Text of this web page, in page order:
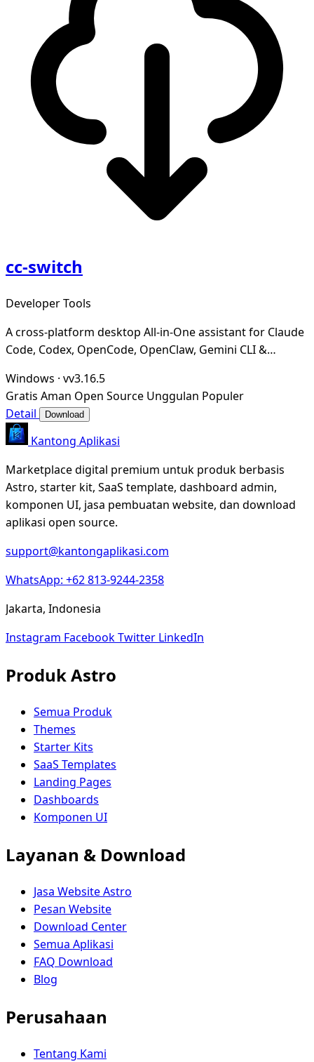
cc-switch
Developer Tools
A cross-platform desktop All-in-One assistant for Claude
Code, Codex, OpenCode, OpenClaw, Gemini CLI &
Windows · vv3.16.5
Gratis Aman Open Source Unggulan Populer
Detail
Download
Kantong Aplikasi
Marketplace digital premium untuk produk berbasis
Astro, starter kit, SaaS template, dashboard admin,
komponen UI, jasa pembuatan website, dan download
aplikasi open source.
support@kantongaplikasi.com
WhatsApp: +62 813-9244-2358
Jakarta, Indonesia
Instagram FacebookTwitter LinkedIn
Produk Astro
Semua Produk
Themes
Starter Kits
SaaS Templates
Landing Pages
Dashboards
Komponen UI
Layanan & Download
Jasa Website Astro
Pesan Website
Download Center
Semua Aplikasi
FAQ Download
Blog
Perusahaan
Tentang Kami